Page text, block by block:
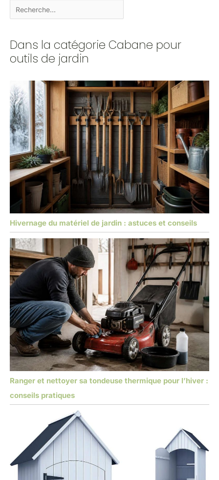
Dans la catégorie Cabane pour
outils de jardin
Hivernage du matériel de jardin : astuces et conseils
Ranger et nettoyer sa tondeuse thermique pour l’hiver :
conseils pratiques